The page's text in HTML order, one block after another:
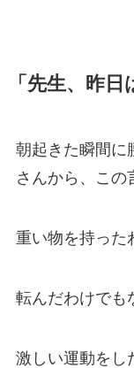
「先生、昨
朝起きた瞬間に
さんから、この
重い物を持った
転んだわけでも
激しい運動をし